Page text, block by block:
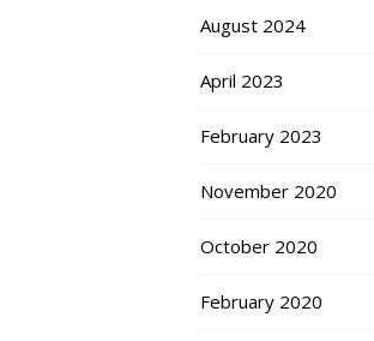
August 2024
April 2023
February 2023
November 2020
October 2020
February 2020